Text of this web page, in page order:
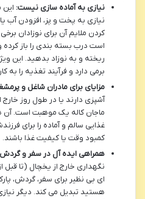
نیازی به آماده سازی نیست:
نیازی به پخت و پز، افزودن آب
کردن ملایم آن برای نوزادان
است درب بسته بندی را باز کرده
ریخته و به نوزاد بدهید. این
برمی دارد و فرآیند تغذیه را
مزایای برای مادران شاغل و
آشپزی دارند یا در طول روز خارج
ماجان کاله یک موهبت است. آن
غذایی سالم و آماده را برای
کمبود وقت یا کیفیت غذا باشند.
همراهی ایده آل در سفر و
نگهداری خارج از یخچال (تا قبل
ای بی نظیر برای سفر، گردش،
هستید تبدیل می کند. دیگر